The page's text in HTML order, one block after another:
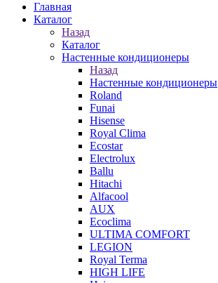
Главная
Каталог
Назад
Каталог
Настенные кондиционеры
Назад
Настенные кондиционеры
Roland
Funai
Hisense
Royal Clima
Ecostar
Electrolux
Ballu
Hitachi
Alfacool
AUX
Ecoclima
ULTIMA COMFORT
LEGION
Royal Terma
HIGH LIFE